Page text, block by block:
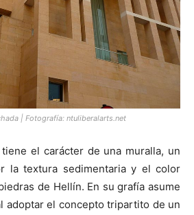
| Fotografía: ntuliberalarts.net
el carácter de una muralla, un
la textura sedimentaria y el color
de Hellín. En su grafía asume
adoptar el concepto tripartito de un